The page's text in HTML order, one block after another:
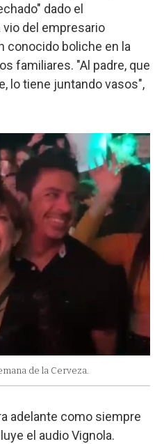
dado el
del empresario
conocido boliche en la
familiares. "Al padre, que
lo tiene juntando vasos",
de la Cerveza.
adelante como siempre
el audio Vignola.